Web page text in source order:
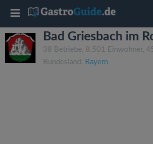
Bad Griesbach im
38 Betriebe, 8.501 Einwohner,
Bundesland: Bayern
T
o
g